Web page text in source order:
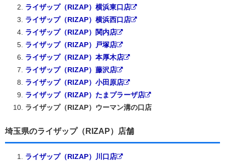
ライザップ（RIZAP）横浜東口店
ライザップ（RIZAP）横浜西口店
ライザップ（RIZAP）関内店
ライザップ（RIZAP）戸塚店
ライザップ（RIZAP）本厚木店
ライザップ（RIZAP）藤沢店
ライザップ（RIZAP）小田原店
ライザップ（RIZAP）たまプラーザ店
ライザップ（RIZAP）ウーマン溝の口店
埼玉県のライザップ（RIZAP）店舗
ライザップ（RIZAP）川口店